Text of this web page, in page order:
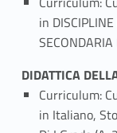
in
DIDATTICA
Curriculum:
in Italiano,